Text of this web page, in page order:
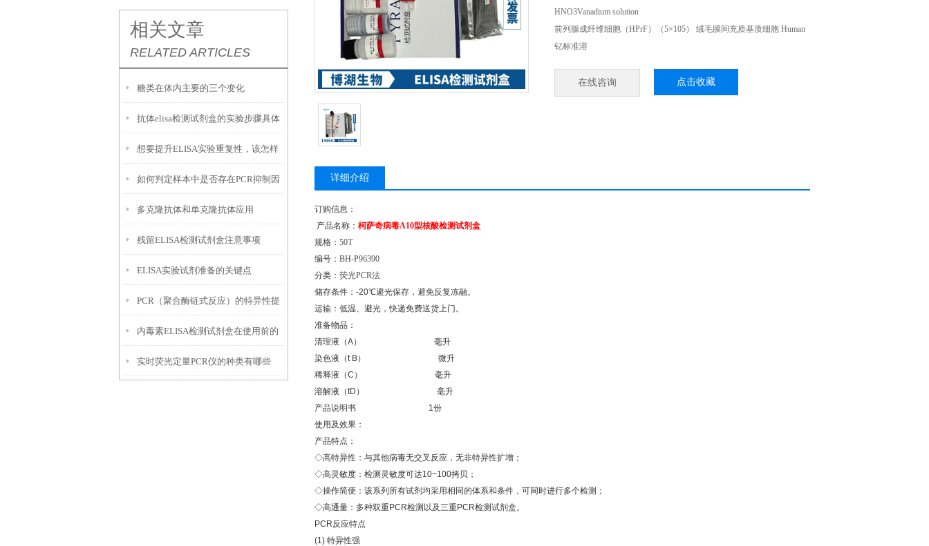
相关文章
RELATED ARTICLES
糖类在体内主要的三个变化
抗体elisa检测试剂盒的实验步骤具体
如下
想要提升ELISA实验重复性，该怎样
优化实验条件？
如何判定样本中是否存在PCR抑制因
子？
多克隆抗体和单克隆抗体应用
残留ELISA检测试剂盒注意事项
ELISA实验试剂准备的关键点
PCR（聚合酶链式反应）的特异性提
高方法
内毒素ELISA检测试剂盒在使用前的
准备工作
实时荧光定量PCR仪的种类有哪些
HNO3Vanadium solution
前列腺成纤维细胞（HPrF）（5×105） 绒毛膜间充质基质细胞 Human
钇标准溶
在线咨询 点击收藏
详细介绍
订购信息：
产品名称： 柯萨奇病毒A10型核酸检测试剂盒
规格： 50T
编号： BH-P96390
分类： 荧光PCR法
储存条件： -20℃避光保存，避免反复冻融。
运输：低温、避光，快递免费送货上门。
准备物品：
清理液（A）
毫升
染色液（t B）
微升
稀释液（C ）
毫升
溶解液（tD ）
毫升
产品说明书 1份
使用及效果：
产品特点：
◇高特异性：与其他病毒无交叉反应，无非特异性扩增；
◇高灵敏度：检测灵敏度可达10~100拷贝；
◇操作简便：该系列所有试剂均采用相同的体系和条件，可同时进行多个检测；
◇高通量：多种双重PCR检测以及三重PCR检测试剂盒。
PCR反应特点
(1) 特异性强